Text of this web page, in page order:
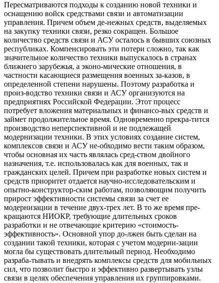
Пересматриваются подходы к созданию новой техники и
оснащению войск средствами связи и автоматизации
управления. Причем объем де-нежных средств, выделяемых
на закупку техники связи, резко сокращен. Большое
количество средств связи и АСУ осталось в бывших союзных
республиках. Компенсировать эти потери сложно, так как
значительное количество техники выпускалось в странах
ближнего зарубежья, а эконо-мические отношения, в
частности касающиеся размещения военных за-казов, в
определенной степени нарушены. Поэтому разработка и
произ-водство техники связи и АСУ организуются на
предприятиях Российской Федерации. Этот процесс
потребует вложения материальных и финансо-вых средств и
займет продолжительное время. Одновременно прекра-тится
производство неперспективной и не подлежащей
модернизации техники. В этих условиях создание систем,
комплексов связи и АСУ не-обходимо вести таким образом,
чтобы основная их часть являлась сред-ством двойного
назначения, т.е. использовалась как для военных, так и
гражданских целей. Причем при разработке новых систем и
средств приоритет отдается научно-исследовательским и
опытно-конструктор-ским работам, позволяющим получить
прирост эффективности системы связи за счет ее
модернизации в течение двух-трех лет. В то же время пре-
кращаются НИОКР, требующие длительных сроков
разработки и не отвечающие критерию «стоимость-
эффективность». Основной упор до-лжен быть сделан на
создании такой техники, которая с учетом модерни-зации
могла бы существовать длительный период. Необходимо
разраба-тывать и внедрять комплексы средств для мобильных
сил, что позволит быстро и эффективно развертывать узлы
связи в целях обеспечения управления их группировками.